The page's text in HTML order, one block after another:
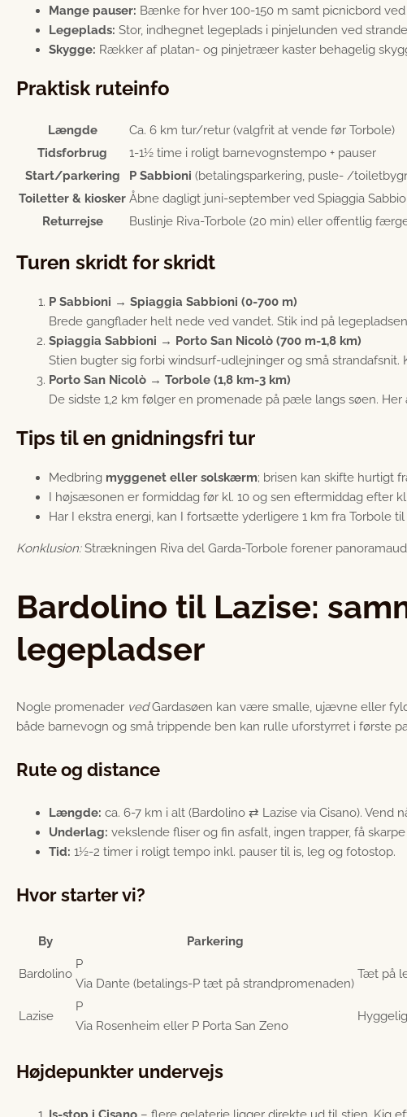
Mange pauser: Bænke for hver 100-150 m samt picnicbord ved
Legeplads: Stor, indhegnet legeplads i pinjelunden ved
Skygge: Rækker af platan- og pinjetræer kaster behagelig
Praktisk ruteinfo
Længde
Ca. 6 km tur/retur (valgfrit at vende før Torbole)
Tidsforbrug
1-1½ time i roligt barnevognstempo + pauser
Start/parkering
P Sabbioni (betalings­parkering, pusle- /
Toiletter & kiosker Åbne dagligt juni-september ved Spiaggia
Returrejse
Buslinje Riva-Torbole (20 min) eller offentlig
Turen skridt for skridt
P Sabbioni → Spiaggia Sabbioni (0-700 m)
Brede gangflader helt nede ved vandet. Stik ind på
Spiaggia Sabbioni → Porto San Nicolò (700 m-1,8 km)
Stien bugter sig forbi windsurf-udlejninger og små strandafsnit.
Porto San Nicolò → Torbole (1,8 km-3 km)
De sidste 1,2 km følger en promenade på pæle langs søen.
Tips til en gnidningsfri tur
Medbring myggenet eller solskærm; brisen kan skifte hurtigt
I højsæsonen er formiddag før kl. 10 og sen eftermiddag efter
Har I ekstra energi, kan I fortsætte yderligere 1 km fra Torbole
Konklusion:Strækningen Riva del Garda-Torbole forener
Bardolino til Lazise:
legepladser
Nogle promenader vedGardasøen kan være smalle, ujævne eller
både barnevogn og små trippende ben kan rulle uforstyrret i første
Rute og distance
Længde: ca. 6-7 km i alt (Bardolino ⇄ Lazise via Cisano). Vend
Underlag: vekslende fliser og fin asfalt, ingen trapper, få skarpe
Tid: 1½-2 timer i roligt tempo inkl. pauser til is, leg og fotostop.
Hvor starter vi?
By Parkering
Bardolino
P
Via Dante (betalings-P tæt på strandpromenaden)
Tæt på
Lazise
P
Via Rosenheim eller P Porta San Zeno
Højdepunkter undervejs